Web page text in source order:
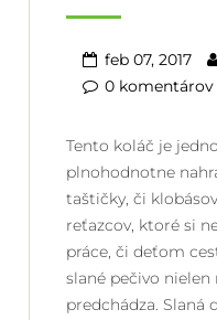
feb 07, 2017
0 komentárov
Tento koláč je
plnohodnotne
taštičky, či
reťazcov, ktoré si
práce, či deťom
slané pečivo nielen
predchádza. Slaná